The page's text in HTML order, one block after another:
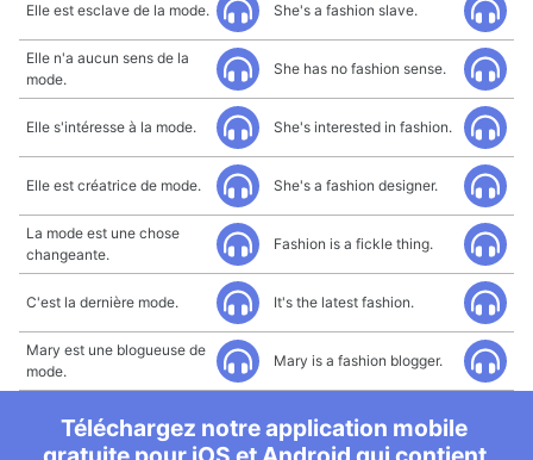
Elle est esclave de la mode. She's a fashion slave.
Elle n'a aucun sens de la
mode.
She has no fashion sense.
Elle s'intéresse à la mode. She's interested in fashion.
Elle est créatrice de mode. She's a fashion designer.
La mode est une chose
changeante.
Fashion is a fickle thing.
C'est la dernière mode. It's the latest fashion.
Mary est une blogueuse de
mode.
Mary is a fashion blogger.
Téléchargez notre application mobile